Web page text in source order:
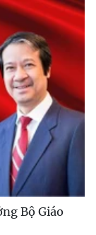
Bộ Giáo